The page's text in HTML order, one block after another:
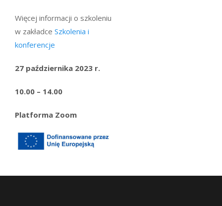
Więcej informacji o szkoleniu
w zakładce Szkolenia i
konferencje
27 października 2023 r.
10.00 – 14.00
Platforma Zoom